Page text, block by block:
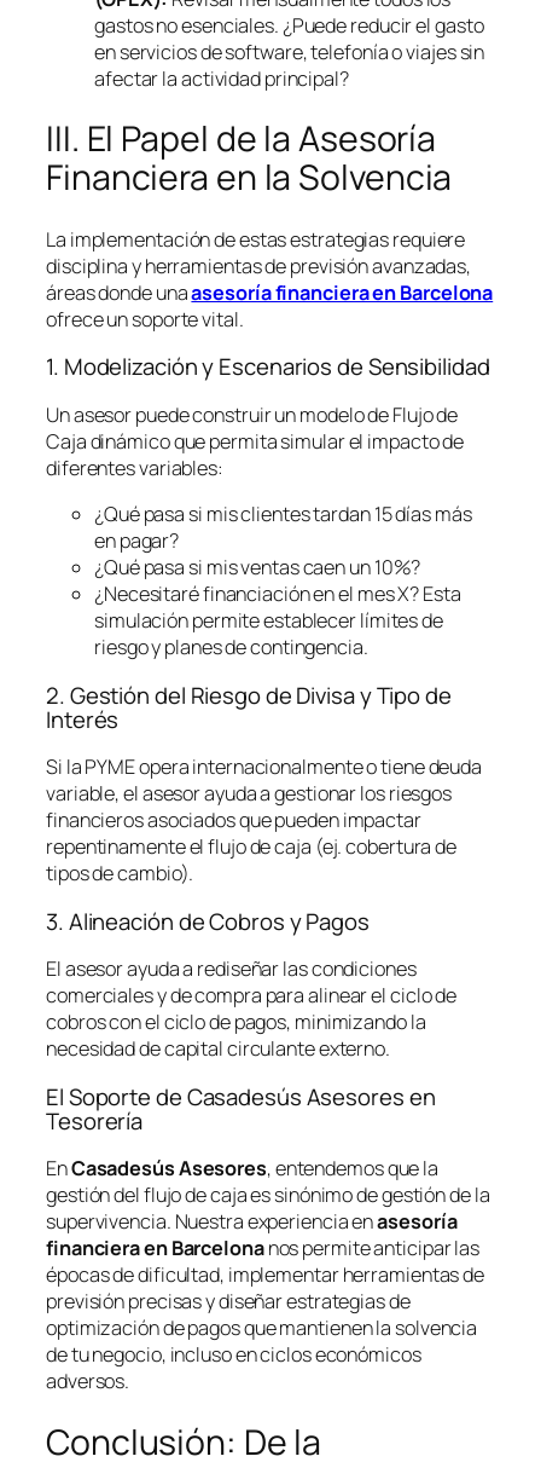
gastos no esenciales. ¿Puede reducir el gasto
en servicios desoftware, telefonía o viajes sin
afectar la actividad principal?
III. El Papel de la Asesoría
Financiera en la Solvencia
La implementación de estas estrategias requiere
disciplina y herramientas de previsión avanzadas,
áreas donde unaasesoría financiera en Barcelona
ofrece un soporte vital.
1. Modelización y Escenarios de Sensibilidad
Un asesor puede construir un modelo de Flujo de
Caja dinámico que permita simular el impacto de
diferentes variables:
¿Qué pasa si mis clientes tardan 15 días más
en pagar?
¿Qué pasa si mis ventas caen un 10%?
¿Necesitaré financiación en el mes X? Esta
simulación permite establecer límites de
riesgo y planes de contingencia.
2. Gestión del Riesgo de Divisa y Tipo de
Interés
Si la PYME opera internacionalmente o tiene deuda
variable, el asesor ayuda a gestionar los riesgos
financieros asociados que pueden impactar
repentinamente el flujo de caja (ej. cobertura de
tipos de cambio).
3. Alineación de Cobros y Pagos
El asesor ayuda a rediseñar las condiciones
comerciales y de compra para alinear el ciclo de
cobros con el ciclo de pagos, minimizando la
necesidad de capital circulante externo.
El Soporte de Casadesús Asesores en
Tesorería
EnCasadesús Asesores, entendemos que la
gestión del flujo de caja es sinónimo de gestión de la
supervivencia. Nuestra experiencia enasesoría
financiera en Barcelonanos permite anticipar las
épocas de dificultad, implementar herramientas de
previsión precisas y diseñar estrategias de
optimización de pagos que mantienen la solvencia
de tu negocio, incluso en ciclos económicos
adversos.
Conclusión: De la